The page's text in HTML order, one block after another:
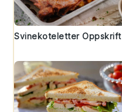
Svinekoteletter Oppskrift